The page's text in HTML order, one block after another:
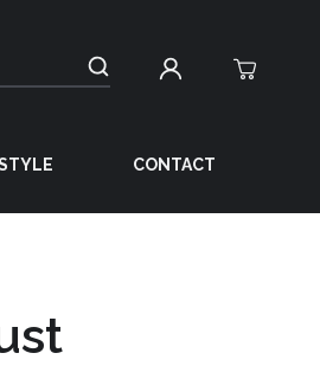
CONTACT